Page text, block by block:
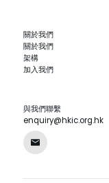
關於我們
關於我們
架構
加入我們
與我們聯繫
enquiry@hkic.org.hk